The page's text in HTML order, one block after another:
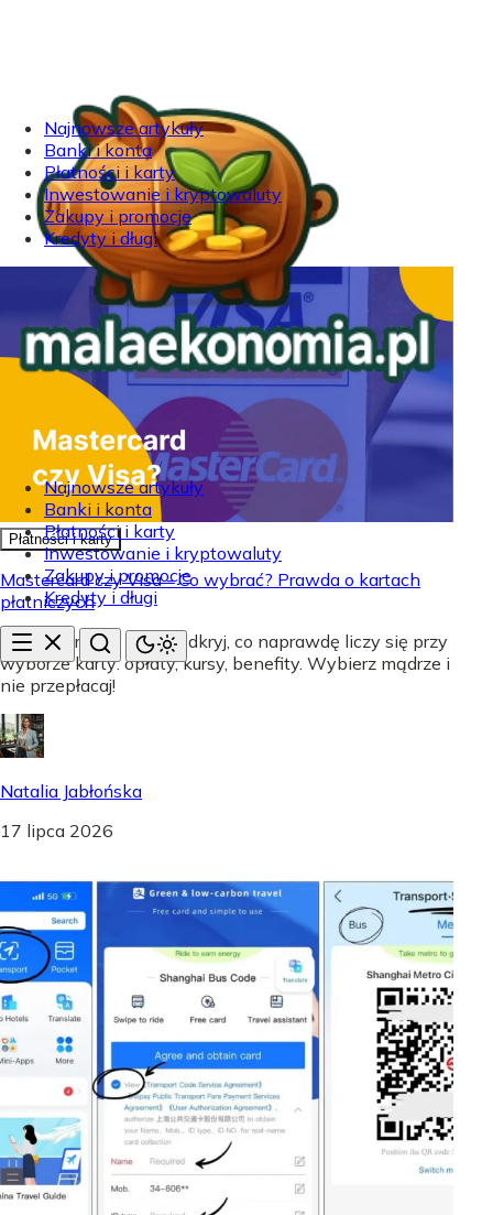
Najnowsze artykuły
Banki i konta
Płatności i karty
Inwestowanie i kryptowaluty
Zakupy i promocje
Kredyty i długi
Najnowsze artykuły
Banki i konta
Płatności i karty
Inwestowanie i kryptowaluty
Zakupy i promocje
Kredyty i długi
Płatności i karty
Mastercard czy Visa - Co wybrać? Prawda o kartach
płatniczych
Mastercard czy Visa? Odkryj, co naprawdę liczy się przy
wyborze karty: opłaty, kursy, benefity. Wybierz mądrze i
nie przepłacaj!
Natalia Jabłońska
17 lipca 2026